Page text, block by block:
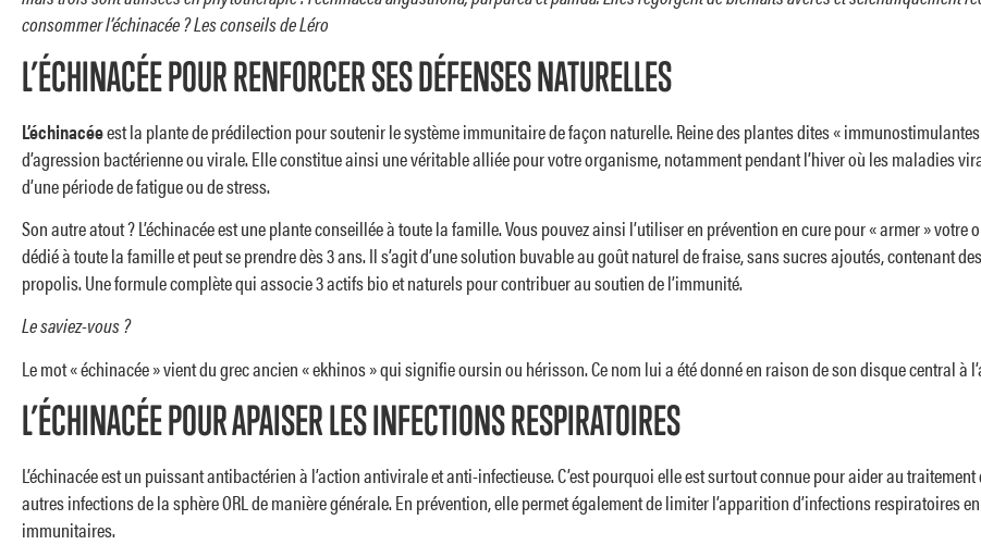
VOIR TOUS NOS PRODUITS
consommer l’échinacée ? Les conseils de Léro
L’ÉCHINACÉE POUR RENFORCER SES DÉFENSES NATURELLES
L’échinacéeest la plante de prédilection pour soutenir le système immunitaire de façon naturelle. Reine des plantes dites «
d’agression bactérienne ou virale. Elle constitue ainsi une véritable alliée pour votre organisme, notamment pendant l’hiver où les maladies
d’une période de fatigue ou de stress.
Son autre atout ? L’échinacée est une plante conseillée à toute la famille. Vous pouvez ainsi l’utiliser en prévention en cure pour « armer » votre
dédié à toute la famille et peut se prendre dès 3 ans. Il s’agit d’une solution buvable au goût naturel de fraise, sans sucres ajoutés, contenant
propolis. Une formule complète qui associe 3 actifs bio et naturels pour contribuer au soutien de l’immunité.
Le saviez-vous ?
Le mot « échinacée » vient du grec ancien « ekhinos » qui signifie oursin ou hérisson. Ce nom lui a été donné en raison de son disque central à
L’ÉCHINACÉE POUR APAISER LES INFECTIONS RESPIRATOIRES
L’échinacée est un puissant antibactérien à l’action antivirale et anti-infectieuse. C’est pourquoi elle est surtout connue pour aider au
autres infections de la sphère ORL de manière générale. En prévention, elle permet également de limiter l’apparition d’infections respiratoires
immunitaires.